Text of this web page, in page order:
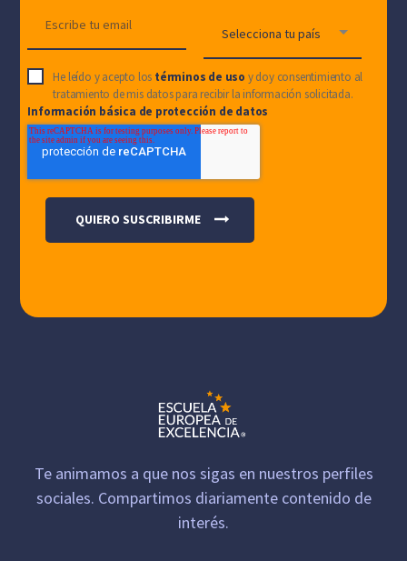
He leído y acepto los términos de uso y doy consentimiento al
tratamiento de mis datos para recibir la información solicitada.
Información básica de protección de datos
Te animamos a que nos sigas en nuestros perfiles
sociales. Compartimos diariamente contenido de
interés.